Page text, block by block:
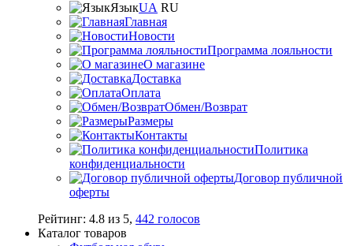
ЯзыкUA RU
Главная
Новости
Программа лояльности
О магазине
Доставка
Оплата
Обмен/Возврат
Размеры
Контакты
Политика
конфиденциальности
Договор публичной
оферты
Рейтинг: 4.8 из 5, 442 голосов
Каталог товаров